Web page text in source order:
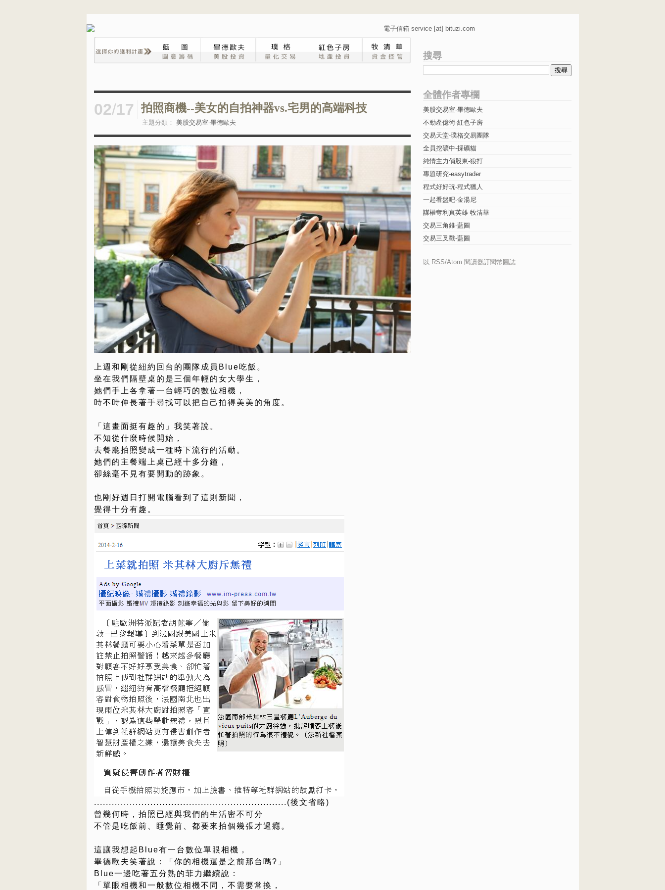
電子信箱 service [at] bituzi.com
02/17 拍照商機--美女的自拍神器vs.宅男的高端科技
主題分類： 美股交易室-畢德歐夫
上週和剛從紐約回台的團隊成員Blue吃飯。
坐在我們隔壁桌的是三個年輕的女大學生，
她們手上各拿著一台輕巧的數位相機，
時不時伸長著手尋找可以把自己拍得美美的角度。
「這畫面挺有趣的」我笑著說。
不知從什麼時候開始，
去餐廳拍照變成一種時下流行的活動。
她們的主餐端上桌已經十多分鐘，
卻絲毫不見有要開動的跡象。
也剛好週日打開電腦看到了這則新聞，
覺得十分有趣。
.................................................................(後文省略)
曾幾何時，拍照已經與我們的生活密不可分
不管是吃飯前、睡覺前、都要來拍個幾張才過癮。
這讓我想起Blue有一台數位單眼相機，
畢德歐夫笑著說：「你的相機還是之前那台嗎?」
Blue一邊吃著五分熟的菲力繼續說：
「單眼相機和一般數位相機不同，不需要常換，
搜尋
全體作者專欄
美股交易室-畢德歐夫
不動產億術-紅色子房
交易天堂-璞格交易團隊
全員挖礦中-採礦貓
純情主力俏股東-狼打
專題研究-easytrader
程式好好玩-程式獵人
一起看盤吧-金湯尼
謀權奪利真英雄-牧清華
交易三角錐-藍圖
交易三叉戳-藍圖
以 RSS/Atom 閱讀器訂閱幣圖誌